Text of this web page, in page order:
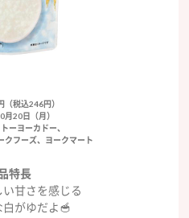
（税込246円）
月20日（月）
ーヨーカドー、
クフーズ、ヨークマート
特長
甘さを感じる
がゆだよ🥣